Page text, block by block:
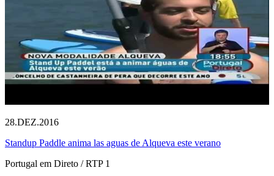
28.DEZ.2016
Standup Paddle anima las aguas de Alqueva este verano
Portugal em Direto / RTP 1